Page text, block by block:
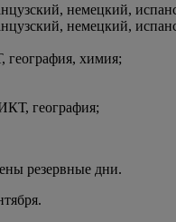
немецкий,
немецкий,
химия;
география;
резервные дни.